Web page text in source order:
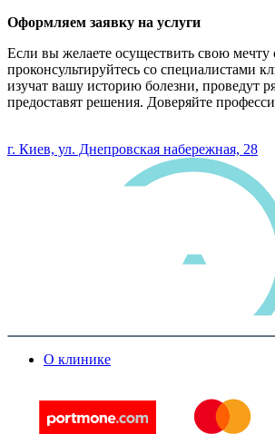
Оформляем заявку на услуги
Если вы желаете осуществить свою мечту
проконсультируйтесь со специалистами
изучат вашу историю болезни, проведут
предоставят решения. Доверяйте
г. Киев, ул. Днепровская набережная, 28
О клинике